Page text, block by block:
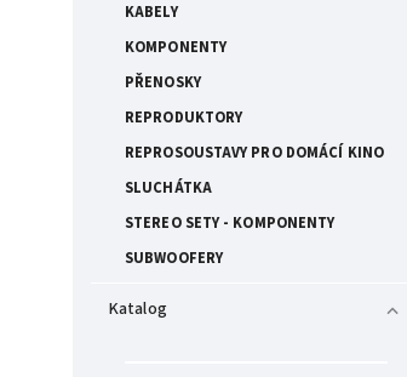
KABELY
KOMPONENTY
PŘENOSKY
REPRODUKTORY
REPROSOUSTAVY PRO DOMÁCÍ KINO
SLUCHÁTKA
STEREO SETY - KOMPONENTY
SUBWOOFERY
Katalog